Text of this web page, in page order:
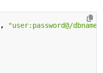
, "user:password@/dbname"